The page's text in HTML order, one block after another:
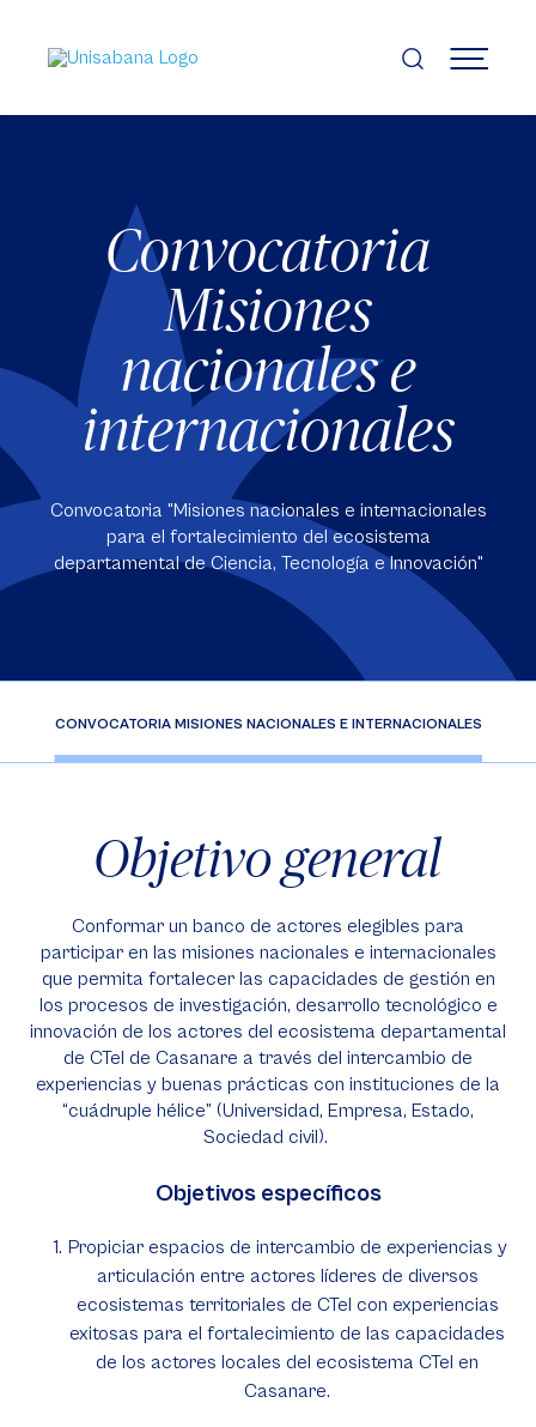
contenido
principal
MENÚ
Convocatoria
Misiones
nacionales e
internacionales
Convocatoria "Misiones nacionales e internacionales
para el fortalecimiento del ecosistema
departamental de Ciencia, Tecnología e Innovación"
CONVOCATORIA MISIONES NACIONALES E INTERNACIONALES
Objetivo general
Conformar un banco de actores elegibles para
participar en las misiones nacionales e internacionales
que permita fortalecer las capacidades de gestión en
los procesos de investigación, desarrollo tecnológico e
innovación de los actores del ecosistema departamental
de CTeI de Casanare a través del intercambio de
experiencias y buenas prácticas con instituciones de la
“cuádruple hélice” (Universidad, Empresa, Estado,
Sociedad civil).
Objetivos específicos
Propiciar espacios de intercambio de experiencias y
articulación entre actores líderes de diversos
ecosistemas territoriales de CTeI con experiencias
exitosas para el fortalecimiento de las capacidades
de los actores locales del ecosistema CTeI en
Casanare.